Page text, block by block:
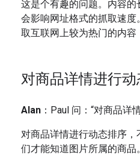
这是个有趣的问题。内容
会影响网址格式的抓取速
取互联网上较为热门的内容
对商品详情进行
Alan ：Paul 问：“对商品
对商品详情进行动态排序
们才能知道图片所属的商品